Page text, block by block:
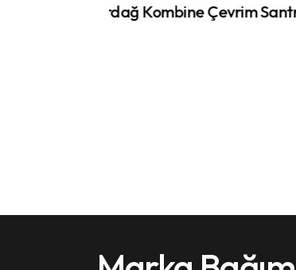
EÜAŞ Aliağa Gaz Santrali